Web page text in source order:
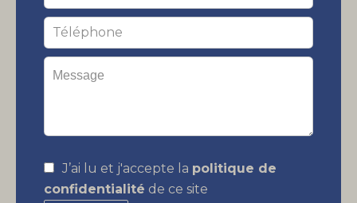
J’ai lu et j'accepte la politique de
confidentialité de ce site